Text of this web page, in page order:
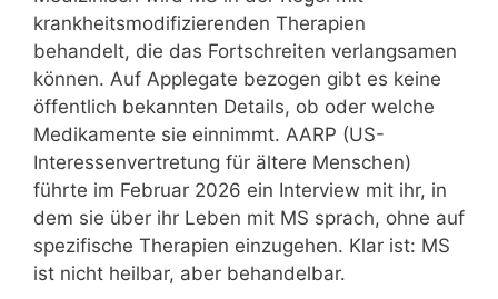
krankheitsmodifizierenden Therapien
behandelt, die das Fortschreiten verlangsamen
können. Auf Applegate bezogen gibt es keine
öffentlich bekannten Details, ob oder welche
Medikamente sie einnimmt. AARP (US-
Interessenvertretung für ältere Menschen)
führte im Februar 2026 ein Interview mit ihr, in
dem sie über ihr Leben mit MS sprach, ohne auf
spezifische Therapien einzugehen. Klar ist: MS
ist nicht heilbar, aber behandelbar.